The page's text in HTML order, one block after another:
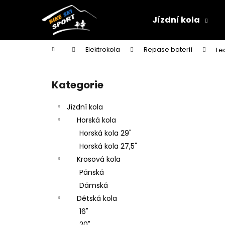
Jízdní kola
Domů Elektrokola Repase baterií
Přeskočit
kategorie
Kategorie
Jízdní kola
Horská kola
Horská kola 29"
Horská kola 27,5"
Krosová kola
Pánská
Dámská
Dětská kola
16"
í
Zpět
do
Zpět
do